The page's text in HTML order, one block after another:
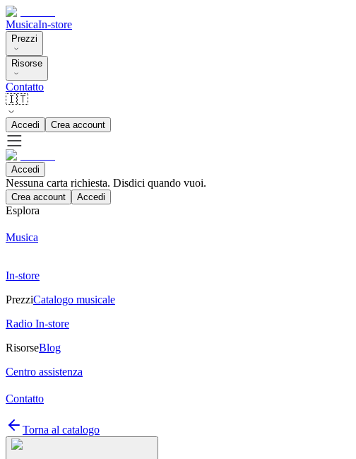
MusicaIn-store
Prezzi
Risorse
Contatto
🇮🇹
Accedi Crea account
Accedi
Nessuna carta richiesta. Disdici quando vuoi.
Crea account Accedi
Esplora
Musica
In-store
PrezziCatalogo musicale
Radio In-store
RisorseBlog
Centro assistenza
Contatto
Torna al catalogo